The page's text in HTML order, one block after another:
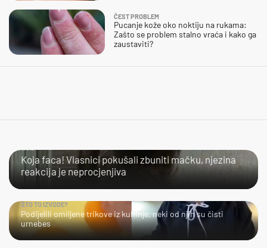
ČEST PROBLEM
Pucanje kože oko noktiju na rukama:
Zašto se problem stalno vraća i kako ga
zaustaviti?
Koja faca! Vlasnici pokušali zbuniti mačku, njezina
reakcija je neprocjenjiva
ŠTO TO IZVODE?
Podijelili omiljene trikove iz kuhinje, neki od njih su čisti
urnebes